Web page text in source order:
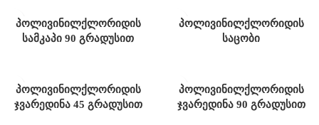
პოლივინილქლორიდის
სამკაპი 90 გრადუსით
პოლივინილქლორიდის
საცობი
პოლივინილქლორიდის
ჯვარედინა 45 გრადუსით
პოლივინილქლორიდის
ჯვარედინა 90 გრადუსით